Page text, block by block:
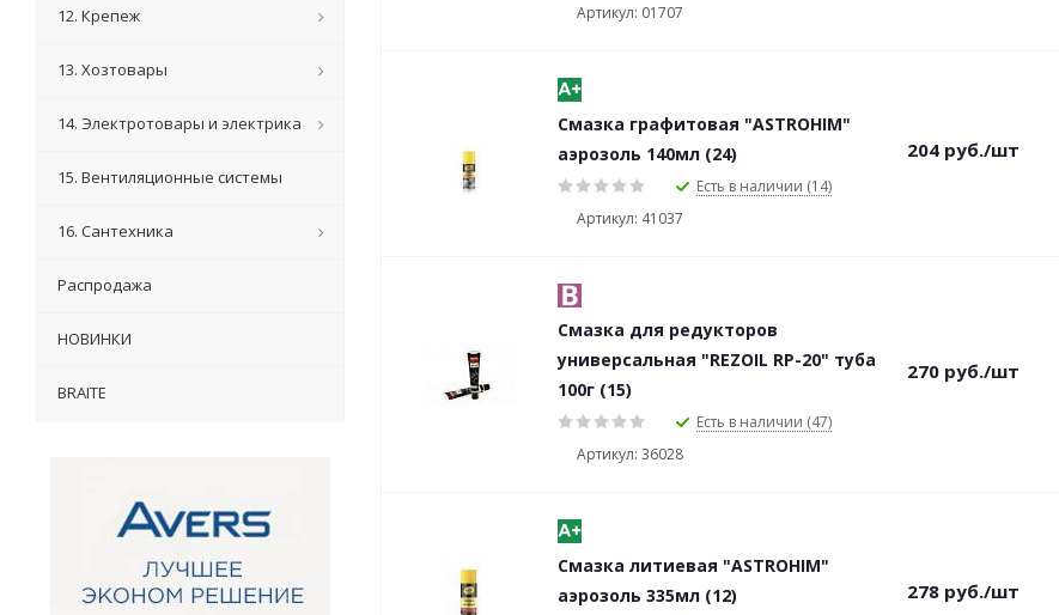
Артикул: 01707
Смазка графитовая "ASTROHIM"
аэрозоль 140мл (24)
Есть в наличии (14)
Артикул: 41037
204 руб./шт
Смазка для редукторов
универсальная "REZOIL RP-20" туба
100г (15)
Есть в наличии (47)
Артикул: 36028
270 руб./шт
Смазка литиевая "ASTROHIM"
аэрозоль 335мл (12)
278 руб./шт
12. Крепеж
13. Хозтовары
14. Электротовары и электрика
15. Вентиляционные системы
16. Сантехника
Распродажа
НОВИНКИ
BRAITE